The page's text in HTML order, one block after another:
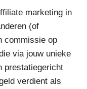
marketing in
(of
commissie op
via jouw unieke
prestatiegericht
verdient als